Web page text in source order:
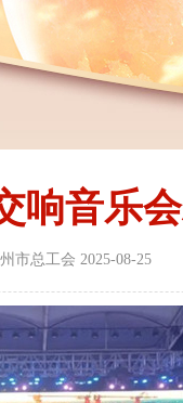
响音乐
市总工会 2025-08-25